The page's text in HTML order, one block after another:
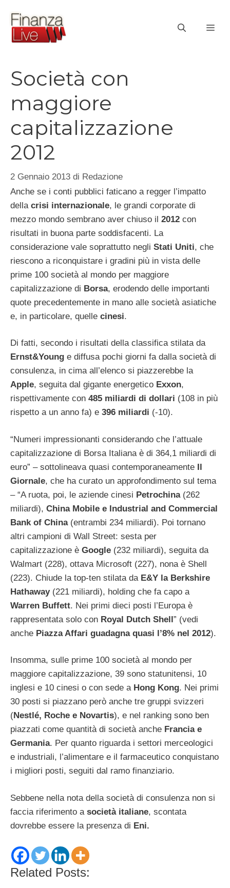
contenuto
Società con
maggiore
capitalizzazione
2012
2 Gennaio 2013 di Redazione
Anche se i conti pubblici faticano a regger l’impatto
della crisi internazionale, le grandi corporate di
mezzo mondo sembrano aver chiuso il 2012 con
risultati in buona parte soddisfacenti. La
considerazione vale soprattutto negli Stati Uniti, che
riescono a riconquistare i gradini più in vista delle
prime 100 società al mondo per maggiore
capitalizzazione di Borsa, erodendo delle importanti
quote precedentemente in mano alle società asiatiche
e, in particolare, quelle cinesi.
Di fatti, secondo i risultati della classifica stilata da
Ernst&Young e diffusa pochi giorni fa dalla società di
consulenza, in cima all’elenco si piazzerebbe la
Apple, seguita dal gigante energetico Exxon,
rispettivamente con 485 miliardi di dollari (108 in più
rispetto a un anno fa) e 396 miliardi (-10).
“Numeri impressionanti considerando che l’attuale
capitalizzazione di Borsa Italiana è di 364,1 miliardi di
euro” – sottolineava quasi contemporaneamente Il
Giornale, che ha curato un approfondimento sul tema
– “A ruota, poi, le aziende cinesi Petrochina(262
miliardi), China Mobile e Industrial and Commercial
Bank of China(entrambi 234 miliardi). Poi tornano
altri campioni di Wall Street: sesta per
capitalizzazione è Google (232 miliardi), seguita da
Walmart (228), ottava Microsoft (227), nona è Shell
(223). Chiude la top-ten stilata da E&Y la Berkshire
Hathaway(221 miliardi), holding che fa capo a
Warren Buffett. Nei primi dieci posti l’Europa è
rappresentata solo con Royal Dutch Shell” (vedi
anche Piazza Affari guadagna quasi l’8% nel 2012).
Insomma, sulle prime 100 società al mondo per
maggiore capitalizzazione, 39 sono statunitensi, 10
inglesi e 10 cinesi o con sede a Hong Kong. Nei primi
30 posti si piazzano però anche tre gruppi svizzeri
(Nestlé, Roche e Novartis), e nel ranking sono ben
piazzati come quantità di società anche Francia e
Germania. Per quanto riguarda i settori merceologici
e industriali, l’alimentare e il farmaceutico conquistano
i migliori posti, seguiti dal ramo finanziario.
Sebbene nella nota della società di consulenza non si
faccia riferimento a società italiane, scontata
dovrebbe essere la presenza di Eni.
Related Posts: